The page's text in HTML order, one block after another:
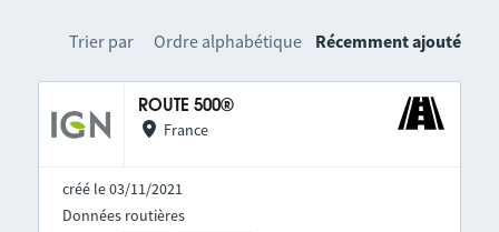
Trier par Ordre alphabétique Récemment ajouté
ROUTE 500®
France
créé le 03/11/2021
Données routières